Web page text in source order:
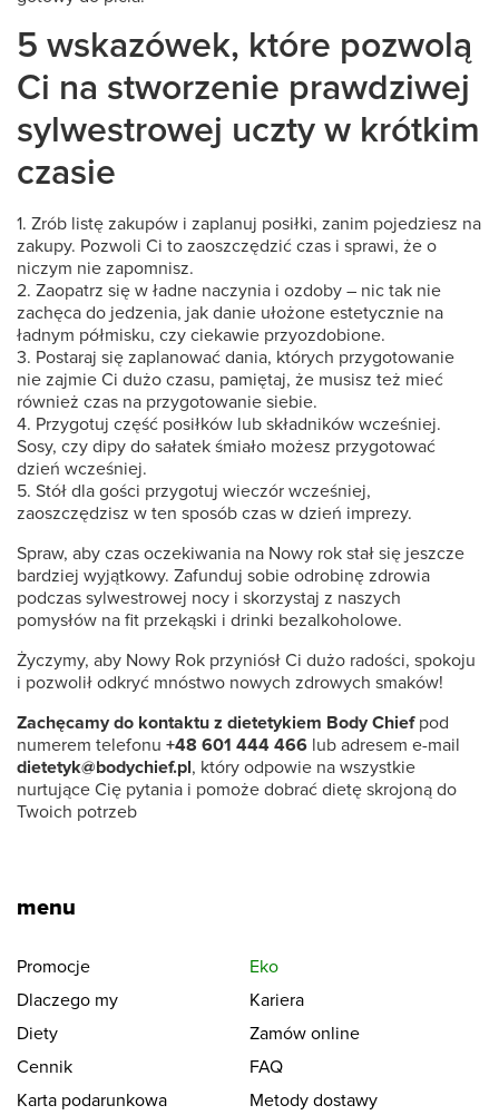
5 wskazówek, które pozwolą
Ci na stworzenie prawdziwej
sylwestrowej uczty w krótkim
czasie
1. Zrób listę zakupów i zaplanuj posiłki, zanim pojedziesz na
zakupy. Pozwoli Ci to zaoszczędzić czas i sprawi, że o
niczym nie zapomnisz.
2. Zaopatrz się w ładne naczynia i ozdoby – nic tak nie
zachęca do jedzenia, jak danie ułożone estetycznie na
ładnym półmisku, czy ciekawie przyozdobione.
3. Postaraj się zaplanować dania, których przygotowanie
nie zajmie Ci dużo czasu, pamiętaj, że musisz też mieć
również czas na przygotowanie siebie.
4. Przygotuj część posiłków lub składników wcześniej.
Sosy, czy dipy do sałatek śmiało możesz przygotować
dzień wcześniej.
5. Stół dla gości przygotuj wieczór wcześniej,
zaoszczędzisz w ten sposób czas w dzień imprezy.
Spraw, aby czas oczekiwania na Nowy rok stał się jeszcze
bardziej wyjątkowy. Zafunduj sobie odrobinę zdrowia
podczas sylwestrowej nocy i skorzystaj z naszych
pomysłów na fit przekąski i drinki bezalkoholowe.
Życzymy, aby Nowy Rok przyniósł Ci dużo radości, spokoju
i pozwolił odkryć mnóstwo nowych zdrowych smaków!
Zachęcamy do kontaktu z dietetykiem Body Chiefpod
numerem telefonu +48 601 444 466 lub adresem e-mail
dietetyk@bodychief.pl , który odpowie na wszystkie
nurtujące Cię pytania i pomoże dobrać dietę skrojoną do
Twoich potrzeb
menu
Promocje
Eko
Dlaczego my
Kariera
Diety
Zamów online
Cennik
FAQ
Karta podarunkowa
Metody dostawy